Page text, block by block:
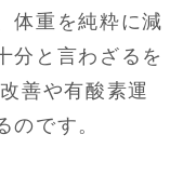
体重を純粋に減
分と言わざるを
善や有酸素運
のです。